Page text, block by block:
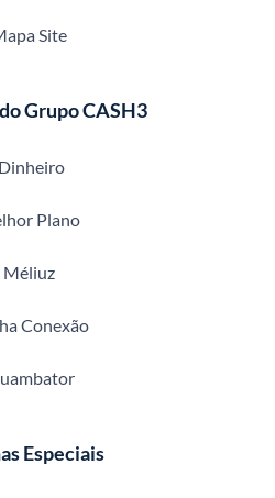
Site
Grupo CASH3
Plano
Méliuz
Conexão
Especiais